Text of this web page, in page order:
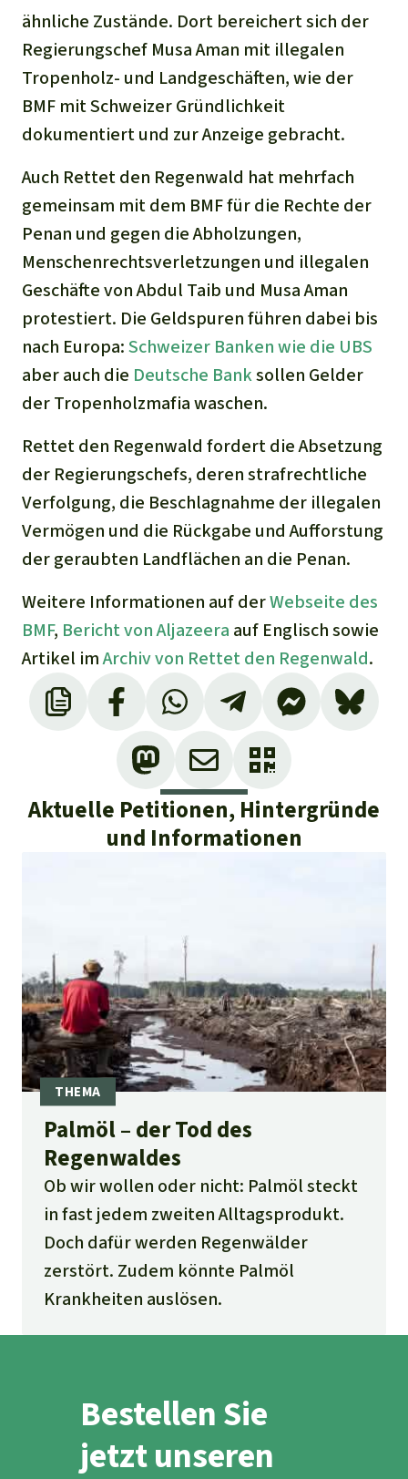
ähnliche Zustände. Dort bereichert sich der
Regierungschef Musa Aman mit illegalen
Tropenholz- und Landgeschäften, wie der
BMF mit Schweizer Gründlichkeit
dokumentiert und zur Anzeige gebracht.
Auch Rettet den Regenwald hat mehrfach
gemeinsam mit dem BMF für die Rechte der
Penan und gegen die Abholzungen,
Menschenrechtsverletzungen und illegalen
Geschäfte von Abdul Taib und Musa Aman
protestiert. Die Geldspuren führen dabei bis
nach Europa:Schweizer Banken wie die UBS
aber auch die Deutsche Banksollen Gelder
der Tropenholzmafia waschen.
Rettet den Regenwald fordert die Absetzung
der Regierungschefs, deren strafrechtliche
Verfolgung, die Beschlagnahme der illegalen
Vermögen und die Rückgabe und Aufforstung
der geraubten Landflächen an die Penan.
Weitere Informationen auf derWebseite des
BMF, Bericht von Aljazeera auf Englisch sowie
Artikel imArchiv von Rettet den Regenwald.
Aktuelle Petitionen, Hintergründe
und Informationen
Palmöl – der Tod des
Regenwaldes
Ob wir wollen oder nicht: Palmöl steckt
in fast jedem zweiten Alltagsprodukt.
Doch dafür werden Regenwälder
zerstört. Zudem könnte Palmöl
Krankheiten auslösen.
Bestellen Sie
jetzt unseren